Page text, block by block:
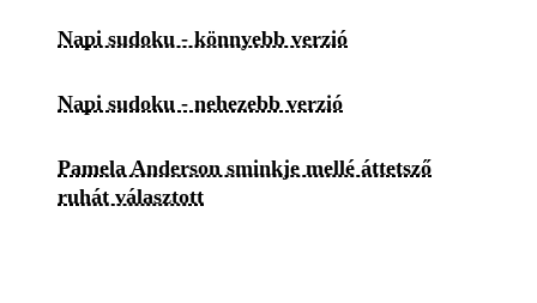
Napi sudoku - könnyebb verzió
Napi sudoku - nehezebb verzió
Pamela Anderson sminkje mellé áttetsző
ruhát választott